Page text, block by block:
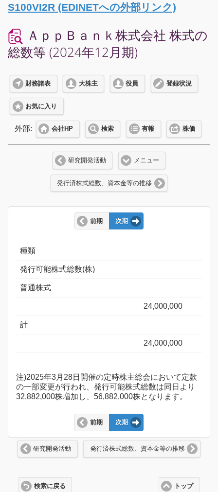
S100VI2R (EDINETへの外部リンク)
ＡｐｐＢａｎｋ株式会社 株式の
総数等 (2024年12月期)
財務諸表 大株主 役員 登録状況
お気に入り
外部: 会社HP 検索 有報 株価
研究開発活動 メニュー
発行済株式総数、資本金等の推移
前期 次期
種類
発行可能株式総数(株)
普通株式
24,000,000
計
24,000,000
注)2025年3月28日開催の定時株主総会において定款
の一部変更が行われ、発行可能株式総数は同日より
32,882,000株増加し、56,882,000株となります。
前期 次期
研究開発活動 発行済株式総数、資本金等の推移
トップ
検索に戻る